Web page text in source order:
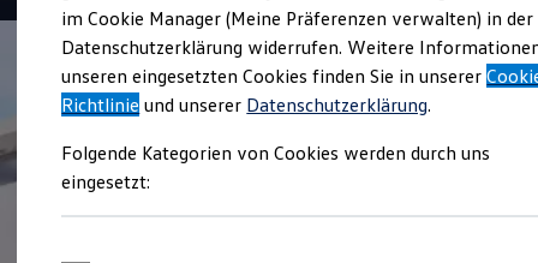
Schnell verfügbare Fahrzeuge
Angebote und Produkte
Aktuelle Angebote
E-Auto-Förderung
Volkswagen Marktplatz
Junge Gebrauchtwagen und Gebrauchtwagen
Volkswagen Zertifizierte Gebrauchtwagen
Zubehör- und Serviceangebote
im Cookie Manager (Meine Präferenzen verwalten) in der
Datenschutzerklärung widerrufen. Weitere
unseren eingesetzten Cookies finden Sie in unserer
Richtlinie und unserer Datenschutzerklärung.
Folgende Kategorien von Cookies werden durch uns
eingesetzt: